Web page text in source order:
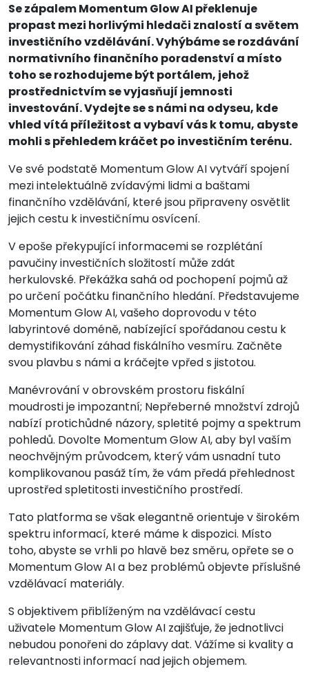
Se zápalem Momentum Glow AI překlenuje
propast mezi horlivými hledači znalostí a světem
investičního vzdělávání. Vyhýbáme se rozdávání
normativního finančního poradenství a místo
toho se rozhodujeme být portálem, jehož
prostřednictvím se vyjasňují jemnosti
investování. Vydejte se s námi na odyseu, kde
vhled vítá příležitost a vybaví vás k tomu, abyste
mohli s přehledem kráčet po investičním terénu.
Ve své podstatě Momentum Glow AI vytváří spojení
mezi intelektuálně zvídavými lidmi a baštami
finančního vzdělávání, které jsou připraveny osvětlit
jejich cestu k investičnímu osvícení.
V epoše překypující informacemi se rozplétání
pavučiny investičních složitostí může zdát
herkulovské. Překážka sahá od pochopení pojmů až
po určení počátku finančního hledání. Představujeme
Momentum Glow AI, vašeho doprovodu v této
labyrintové doméně, nabízející spořádanou cestu k
demystifikování záhad fiskálního vesmíru. Začněte
svou plavbu s námi a kráčejte vpřed s jistotou.
Manévrování v obrovském prostoru fiskální
moudrosti je impozantní; Nepřeberné množství zdrojů
nabízí protichůdné názory, spletité pojmy a spektrum
pohledů. Dovolte Momentum Glow AI, aby byl vaším
neochvějným průvodcem, který vám usnadní tuto
komplikovanou pasáž tím, že vám předá přehlednost
uprostřed spletitosti investičního prostředí.
Tato platforma se však elegantně orientuje v širokém
spektru informací, které máme k dispozici. Místo
toho, abyste se vrhli po hlavě bez směru, opřete se o
Momentum Glow AI a bez problémů objevte příslušné
vzdělávací materiály.
S objektivem přiblíženým na vzdělávací cestu
uživatele Momentum Glow AI zajišťuje, že jednotlivci
nebudou ponořeni do záplavy dat. Vážíme si kvality a
relevantnosti informací nad jejich objemem.